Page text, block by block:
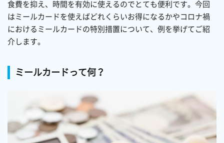
食費を抑え、時間を有効に使えるのでとても便利です。今回
はミールカードを使えばどれくらいお得になるかやコロナ禍
におけるミールカードの特別措置について、例を挙げてご紹
介します。
ミールカードって何？